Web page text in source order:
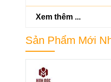
Xem thêm ...
Sản Phẩm Mới